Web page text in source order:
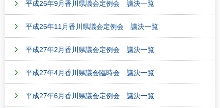
平成26年9月香川県議会定例会 議決一覧
平成26年11月香川県議会定例会 議決一覧
平成27年2月香川県議会定例会 議決一覧
平成27年4月香川県議会臨時会 議決一覧
平成27年6月香川県議会定例会 議決一覧